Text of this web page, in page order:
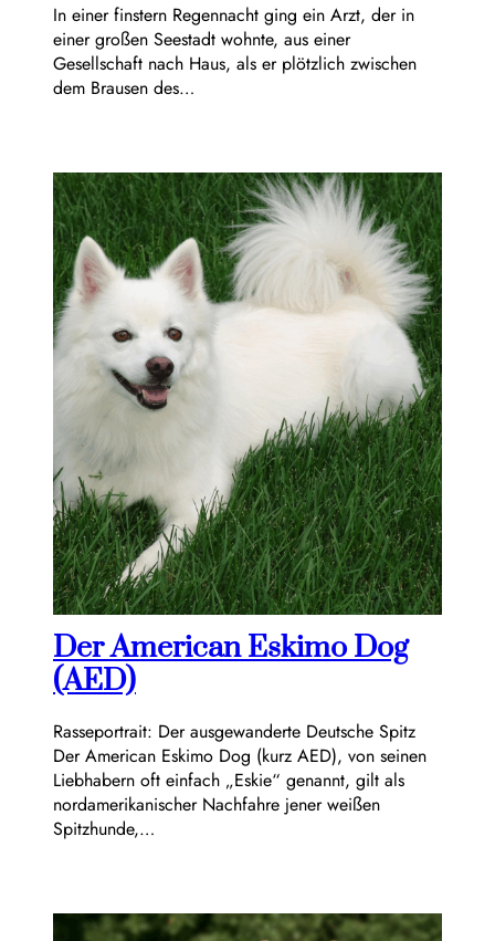
In einer finstern Regennacht ging ein Arzt, der in
einer großen Seestadt wohnte, aus einer
Gesellschaft nach Haus, als er plötzlich zwischen
dem Brausen des…
Der American Eskimo Dog
(AED)
Rasseportrait: Der ausgewanderte Deutsche Spitz
Der American Eskimo Dog (kurz AED), von seinen
Liebhabern oft einfach „Eskie“ genannt, gilt als
nordamerikanischer Nachfahre jener weißen
Spitzhunde,…